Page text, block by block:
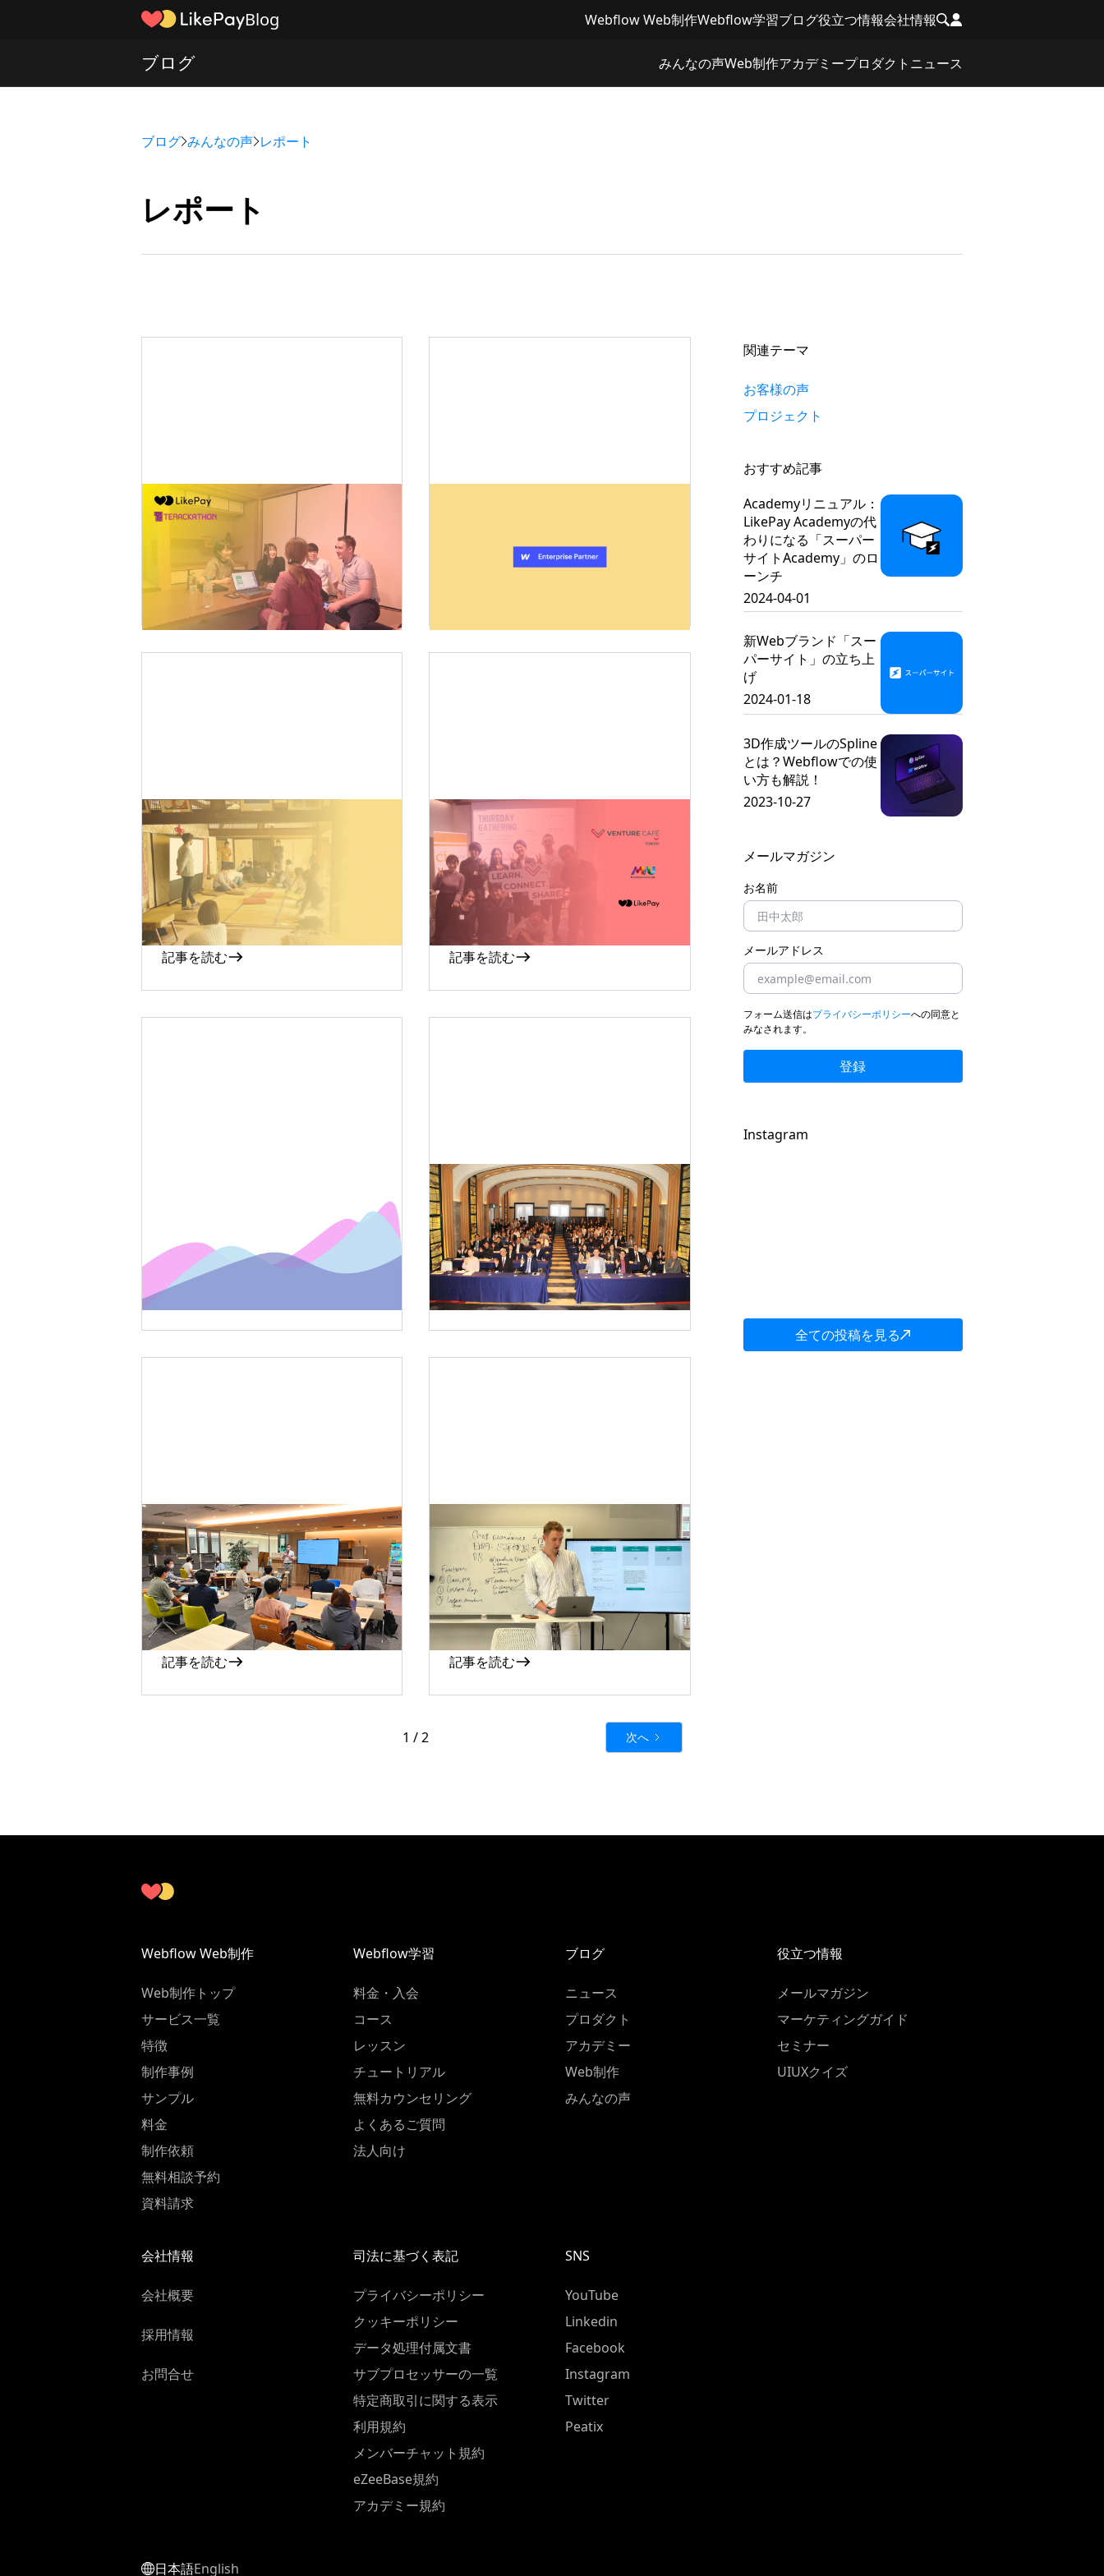
Blog Webflow Web制作Webflow学習ブログ役立つ情報会社情報
ブログ みんなの声Web制作アカデミープロダクト ニュース
ブログ みんなの声 レポート
レポート
2023-08-01
テラッカソン2023（夏）イ
ベントレポート
記事を読む
日本初Webflow公認エンタ
プライズパートナー認定
2023-01-31
テラッカソン2022（秋）イ
ベントレポート
記事を読む
2023-01-20
「EMC × LikePay Session
~Adaloプロトタイピングピ
ッチ~」@ Venture Café
Tokyo
記事を読む
LikePayノーコード活動
【2022年のまとめ】
記事を読む
2022-11-22
ビジネスシンポジウム「国
際理解からビジョン経営を
考える」
記事を読む
2022-11-14
「KYOTO LAUNCH SITE～ノ
ーコードで切り開く起業の
道～」イベントレポート
記事を読む
2022-08-04
LikePayが提供しているノ
ーコード教育授業【バンタ
ンテックフォードアカデミ
ー】
記事を読む
次へ
1 / 2
関連テーマ
お客様の声
プロジェクト
おすすめ記事
Academyリニュアル：
LikePay Academyの代
わりになる「スーパー
サイトAcademy」のロ
ーンチ
2024-04-01
新Webブランド「スー
パーサイト」の立ち上
げ
2024-01-18
3D作成ツールのSpline
とは？Webflowでの使
い方も解説！
2023-10-27
メールマガジン
お名前
メールアドレス
フォーム送信はプライバシーポリシーへの同意と
みなされます。
Instagram
全ての投稿を見る
Webflow Web制作
Web制作トップ
サービス一覧
特徴
制作事例
サンプル
料金
制作依頼
無料相談予約
資料請求
Webflow学習
料金・入会
コース
レッスン
チュートリアル
無料カウンセリング
よくあるご質問
法人向け
ブログ
ニュース
プロダクト
アカデミー
Web制作
みんなの声
役立つ情報
メールマガジン
マーケティングガイド
セミナー
UIUXクイズ
会社情報
会社概要
採用情報
お問合せ
司法に基づく表記
プライバシーポリシー
クッキーポリシー
データ処理付属文書
サブプロセッサーの一覧
特定商取引に関する表示
利用規約
メンバーチャット規約
eZeeBase規約
アカデミー規約
SNS
YouTube
Linkedin
Facebook
Instagram
Twitter
Peatix
日本語English